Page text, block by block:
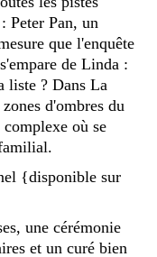
Peter Pan, un
que l'enquête
de Linda :
liste ? Dans La
d'ombres du
où se
{disponible sur
une cérémonie
et un curé bien